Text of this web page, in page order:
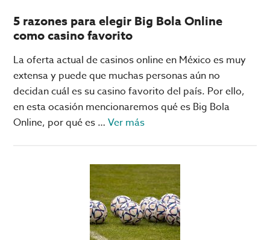
con
Cadillac
5 razones para elegir Big Bola Online
como casino favorito
La oferta actual de casinos online en México es muy
extensa y puede que muchas personas aún no
decidan cuál es su casino favorito del país. Por ello,
en esta ocasión mencionaremos qué es Big Bola
Online, por qué es …Ver másacerca
razones
para
elegir
Big
Bola